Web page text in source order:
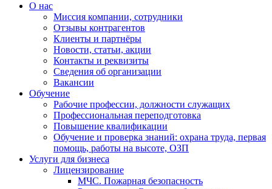
О нас
Миссия компании, сотрудники
Отзывы контрагентов
Клиенты и партнёры
Новости, статьи, акции
Контакты и реквизиты
Сведения об организации
Вакансии
Обучение
Рабочие профессии, должности служащих
Профессиональная переподготовка
Повышение квалификации
Обучение и проверка знаний: охрана труда, первая
помощь, работы на высоте, ОЗП
Услуги для бизнеса
Лицензирование
МЧС. Пожарная безопасность